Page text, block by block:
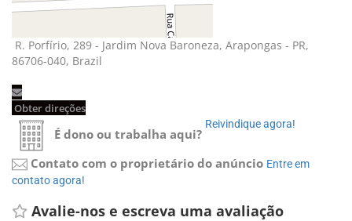
R. Porfírio, 289 - Jardim Nova Baroneza, Arapongas - PR,
86706-040, Brazil
Obter direções
É dono ou trabalha aqui?
Reivindique agora!
Contato com o proprietário do anúncio Entre em
contato agora!
Avalie-nos e escreva uma avaliação